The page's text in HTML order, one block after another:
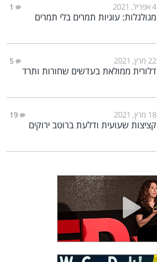
4 אפריל, 2021 1
מגולגלות: עוגיות תמרים בלי תמרים
22 מרץ, 2021 5
דלורית ממולאת בעדשים שחורות ותרד
18 מרץ, 2021 19
קציצות שעועית ודלעת ברוטב ירוקים